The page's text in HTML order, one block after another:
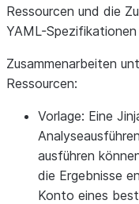
Ressourcen und die
YAML-
Zusammenarbeiten
Ressourcen:
Vorlage: Eine
ausführen
die Ergebnisse
Konto eines